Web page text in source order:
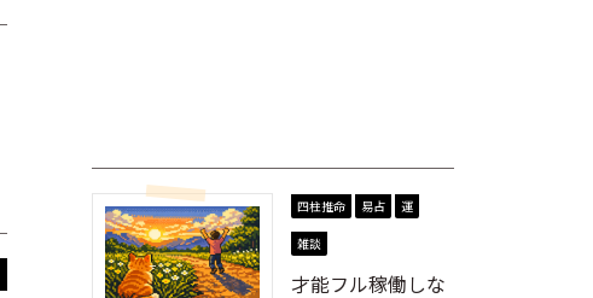
四柱推命 易占 運
雑談
才能フル稼働しな